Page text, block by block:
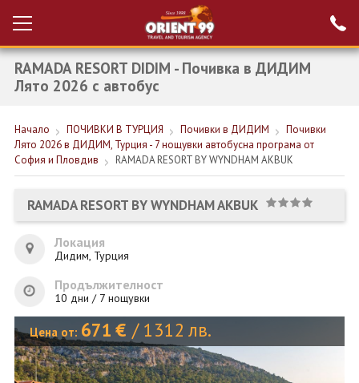
Вход за агенти
Проверка на
резервация
НОВА ГОДИНА ТУРЦИЯ
НОВА ГОДИНА
ПОЧИВКИ
КРУИЗИ
ЕКЗОТИКА
ОЩЕ
RAMADA RESORT DIDIM - Почивка в ДИДИМ
Лято 2026 с автобус
Начало ПОЧИВКИ В ТУРЦИЯ Почивки в ДИДИМ
Почивки
Лято 2026 в ДИДИМ, Турция - 7 нощувки автобусна програма от
София и Пловдив
RAMADA RESORT BY WYNDHAM AKBUK
RAMADA RESORT BY WYNDHAM AKBUK
Локация
Дидим, Турция
Продължителност
10 дни / 7 нощувки
Цена от: 671 € / 1312 лв.